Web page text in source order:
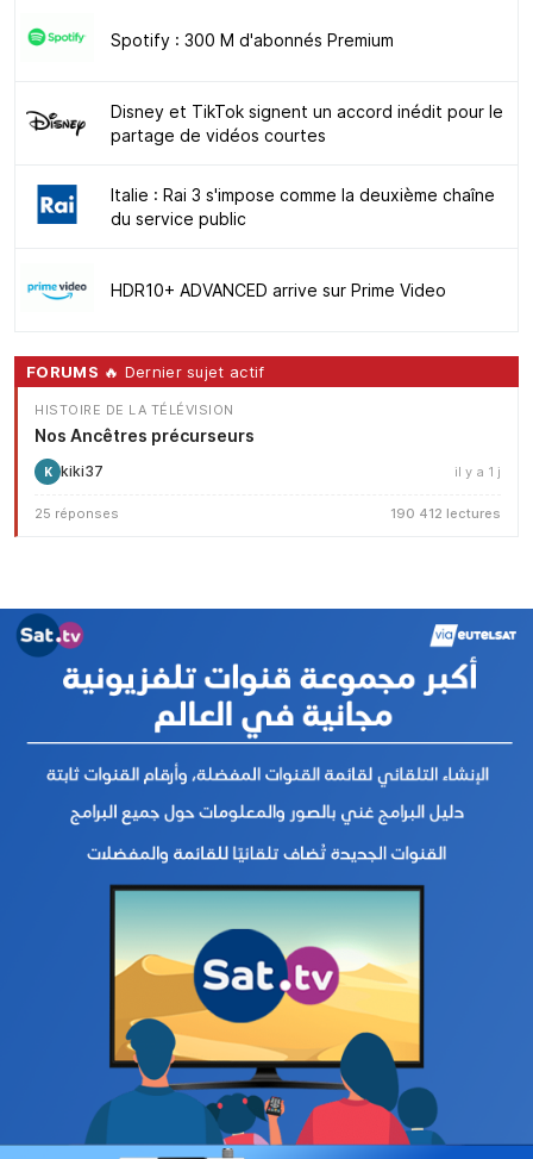
Spotify : 300 M d'abonnés Premium
Disney et TikTok signent un accord inédit pour le
partage de vidéos courtes
Italie : Rai 3 s'impose comme la deuxième chaîne
du service public
HDR10+ ADVANCED arrive sur Prime Video
FORUMS 🔥 Dernier sujet actif
HISTOIRE DE LA TÉLÉVISION
Nos Ancêtres précurseurs
K kiki37 il y a 1 j
25 réponses 190 412 lectures